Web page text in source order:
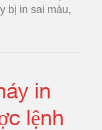
bị in sai màu,
in
lệnh